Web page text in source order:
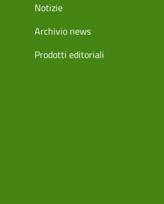
Notizie
Archivio news
Prodotti editoriali